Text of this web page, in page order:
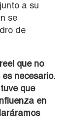
a su
se
de
que no
necesario.
que
en